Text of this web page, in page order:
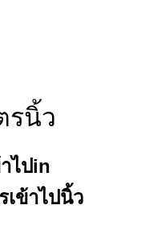
รนิ้ว
ไปin
เข้าไปนิ้ว